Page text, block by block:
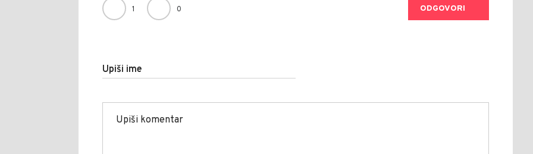
1 0 ODGOVORI
Upiši ime